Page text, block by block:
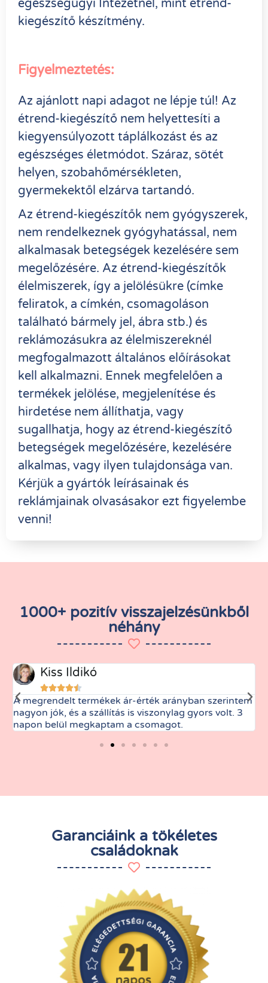
egészségügyi Intézetnél, mint étrend-
kiegészítő készítmény.
Figyelmeztetés:
Az ajánlott napi adagot ne lépje túl! Az
étrend-kiegészítő nem helyettesíti a
kiegyensúlyozott táplálkozást és az
egészséges életmódot. Száraz, sötét
helyen, szobahőmérsékleten,
gyermekektől elzárva tartandó.
Az étrend-kiegészítők nem gyógyszerek,
nem rendelkeznek gyógyhatással, nem
alkalmasak betegségek kezelésére sem
megelőzésére. Az étrend-kiegészítők
élelmiszerek, így a jelölésükre (címke
feliratok, a címkén, csomagoláson
található bármely jel, ábra stb.) és
reklámozásukra az élelmiszereknél
megfogalmazott általános előírásokat
kell alkalmazni. Ennek megfelelően a
termékek jelölése, megjelenítése és
hirdetése nem állíthatja, vagy
sugallhatja, hogy az étrend-kiegészítő
betegségek megelőzésére, kezelésére
alkalmas, vagy ilyen tulajdonsága van.
Kérjük a gyártók leírásainak és
reklámjainak olvasásakor ezt figyelembe
venni!
1000+ pozitív visszajelzésünkből
néhány
Kiss Ildikó

A megrendelt termékek ár-érték arányban szerintem
nagyon jók, és a szállítás is viszonylag gyors volt. 3
napon belül megkaptam a csomagot.
Garanciáink a tökéletes
családoknak